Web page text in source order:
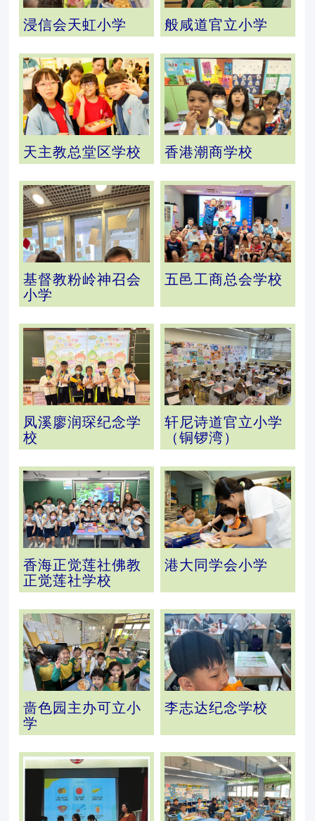
浸信会天虹小学 般咸道官立小学
天主教总堂区学校 香港潮商学校
基督教粉岭神召会
小学
五邑工商总会学校
凤溪廖润琛纪念学
校
轩尼诗道官立小学
（铜锣湾）
香海正觉莲社佛教
正觉莲社学校
港大同学会小学
啬色园主办可立小
学
李志达纪念学校